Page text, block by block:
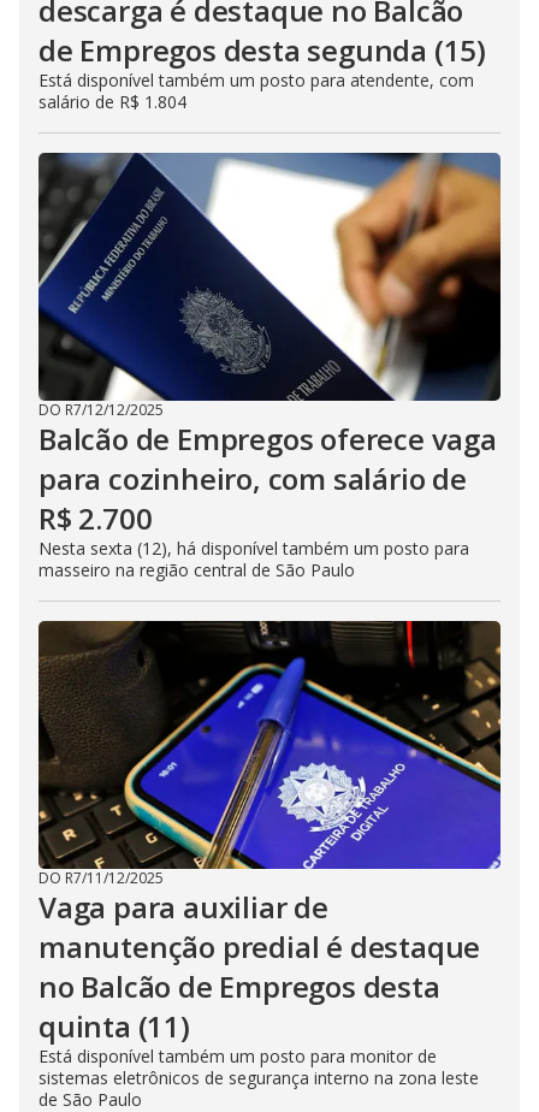
descarga é destaque no Balcão
de Empregos desta segunda (15)
Está disponível também um posto para atendente, com
salário de R$ 1.804
DO R7/12/12/2025
Balcão de Empregos oferece vaga
para cozinheiro, com salário de
R$ 2.700
Nesta sexta (12), há disponível também um posto para
masseiro na região central de São Paulo
DO R7/11/12/2025
Vaga para auxiliar de
manutenção predial é destaque
no Balcão de Empregos desta
quinta (11)
Está disponível também um posto para monitor de
sistemas eletrônicos de segurança interno na zona leste
de São Paulo